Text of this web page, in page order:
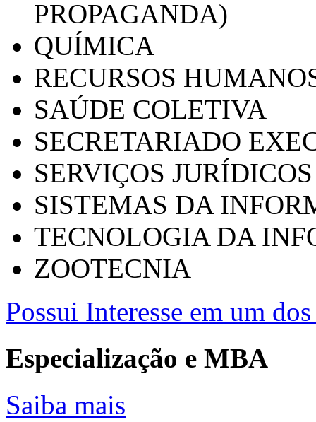
PROPAGANDA)
QUÍMICA
RECURSOS
SAÚDE COLETIVA
SECRETARIADO
SERVIÇOS
SISTEMAS DA
TECNOLOGIA DA
ZOOTECNIA
Possui Interesse em um
Especialização e MBA
Saiba mais